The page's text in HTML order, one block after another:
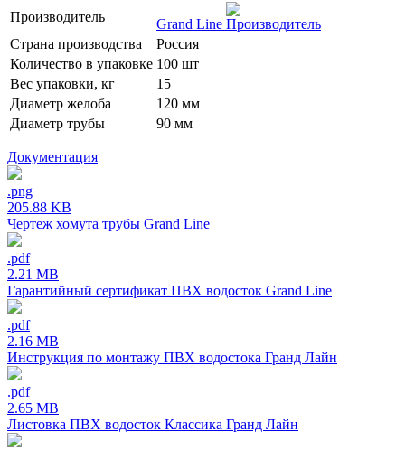
Производитель
Grand Line
Страна производства
Россия
Количество в упаковке 100 шт
Вес упаковки, кг
15
Диаметр желоба
120 мм
Диаметр трубы
90 мм
Документация
.png
205.88 KB
Чертеж хомута трубы Grand Line
.pdf
2.21 MB
Гарантийный сертификат ПВХ водосток Grand Line
.pdf
2.16 MB
Инструкция по монтажу ПВХ водостока Гранд Лайн
.pdf
2.65 MB
Листовка ПВХ водосток Классика Гранд Лайн